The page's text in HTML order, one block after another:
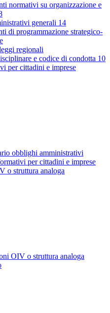
normativi su organizzazione e
generali 14
di programmazione strategico-
regionali
e codice di condotta 10
per cittadini e imprese
obblighi amministrativi
per cittadini e imprese
o struttura analoga
OIV o struttura analoga